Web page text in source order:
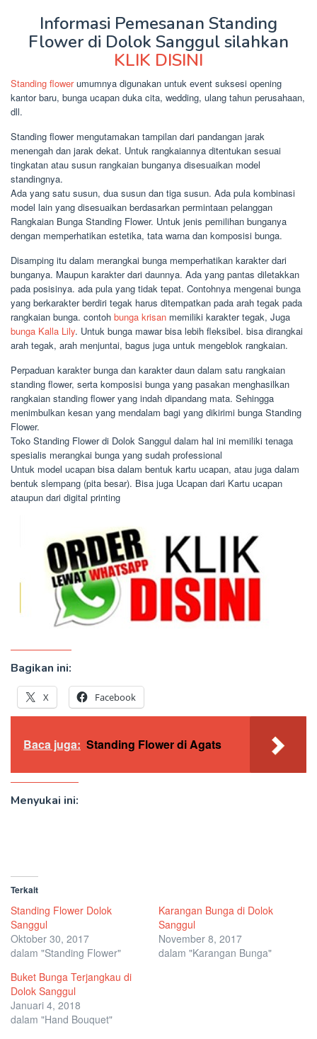
Informasi Pemesanan Standing
Flower di Dolok Sanggul silahkan
KLIK DISINI
Standing flowerumumnya digunakan untuk event suksesi opening
kantor baru, bunga ucapan duka cita, wedding, ulang tahun perusahaan,
dll.
Standing flower mengutamakan tampilan dari pandangan jarak
menengah dan jarak dekat. Untuk rangkaiannya ditentukan sesuai
tingkatan atau susun rangkaian bunganya disesuaikan model
standingnya.
Ada yang satu susun, dua susun dan tiga susun. Ada pula kombinasi
model lain yang disesuaikan berdasarkan permintaan pelanggan
Rangkaian Bunga Standing Flower. Untuk jenis pemilihan bunganya
dengan memperhatikan estetika, tata warna dan komposisi bunga.
Disamping itu dalam merangkai bunga memperhatikan karakter dari
bunganya. Maupun karakter dari daunnya. Ada yang pantas diletakkan
pada posisinya. ada pula yang tidak tepat. Contohnya mengenai bunga
yang berkarakter berdiri tegak harus ditempatkan pada arah tegak pada
rangkaian bunga. contoh bunga krisan memiliki karakter tegak, Juga
bunga Kalla Lily. Untuk bunga mawar bisa lebih fleksibel. bisa dirangkai
arah tegak, arah menjuntai, bagus juga untuk mengeblok rangkaian.
Perpaduan karakter bunga dan karakter daun dalam satu rangkaian
standing flower, serta komposisi bunga yang pasakan menghasilkan
rangkaian standing flower yang indah dipandang mata. Sehingga
menimbulkan kesan yang mendalam bagi yang dikirimi bunga Standing
Flower.
Toko Standing Flower di Dolok Sanggul dalam hal ini memiliki tenaga
spesialis merangkai bunga yang sudah professional
Untuk model ucapan bisa dalam bentuk kartu ucapan, atau juga dalam
bentuk slempang (pita besar). Bisa juga Ucapan dari Kartu ucapan
ataupun dari digital printing
Bagikan ini:
X Facebook
Baca juga: Standing Flower di Agats
Menyukai ini:
Terkait
Standing Flower Dolok
Sanggul
Oktober 30, 2017
dalam "Standing Flower"
Karangan Bunga di Dolok
Sanggul
November 8, 2017
dalam "Karangan Bunga"
Buket Bunga Terjangkau di
Dolok Sanggul
Januari 4, 2018
dalam "Hand Bouquet"